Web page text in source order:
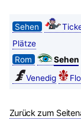
Sehen
Plätze
Rom
Sehen|
Venedig
Zurück zum